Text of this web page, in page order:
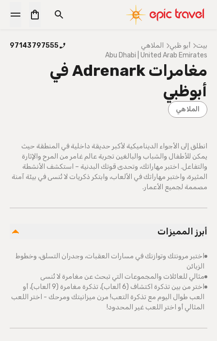
بيت أبو ظبي الملاهي
97143797555
Abu Dhabi | United Arab Emirates
مغامرات Adrenark في
أبوظبي
الملاهي
انطلق إلى الأجواء الديناميكية لأكبر حديقة داخلية في المنطقة حيث
يمكن للأطفال والشباب والبالغين تجربة عالم غامر من المرح والإثارة
والتفاعل. اختبر مهاراتك، وتحدى قوتك البدنية – استكشف الأنشطة
المثيرة، واختبر مهاراتك في الألعاب، وابتكر ذكريات لا تُنسى في بيئة آمنة
مصممة لجميع الأعمار.
أبرز المميزات
اختبر مرونتك وتوازنك في مسارات العقبات، وجدران التسلق، وخطوط
الزبائن
مثالي للعائلات والمجموعات التي تبحث عن مغامرة لا تُنسى
اختر من بين تذكرة اكتشاف (6 ألعاب)، تذكرة مغامرة (9 ألعاب)، أو
العب طوال اليوم مع تذكرة التعب! مرن ميزانيتك ومرحك - اختر اللعب
المثالي أو اختر اللعب غير المحدود!